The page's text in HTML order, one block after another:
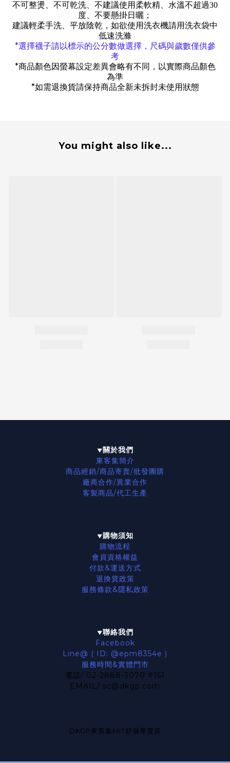
不可整燙、不可乾洗、不建議使用柔軟精、水溫不超過30
度、不要懸掛日曬；
建議輕柔手洗、平放陰乾，如欲使用洗衣機請用洗衣袋中
低速洗滌
*選擇襪子請以標示的公分數做選擇，尺碼與歲數僅供參
考
*商品顏色因螢幕設定差異會略有不同，以實際商品顏色
為準
*如需退換貨請保持商品全新未拆封未使用狀態
You might also like...
▼關於我們
東客集簡介
商品經銷/商品寄賣/批發團購
廠商合作/異業合作
客製商品/代工生產
▼購物須知
購物流程
會員資格權益
付款&運送方式
退換貨政策
服務條款&隱私政策
▼聯絡我們
Facebook
Line@ ( ID: @epm8354e )
服務時間&實體門市
電話/ 02-2888-3070 #151
EMAIL/ sc@dkgp.com
DKGP東客集MIT好襪專賣店